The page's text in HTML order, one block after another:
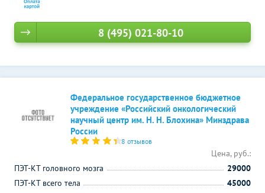
8 (495) 021-80-10
Федеральное государственное бюджетное
учреждение «Российский онкологический
научный центр им. Н. Н. Блохина» Минздрава
России
8 отзывов
Цена, руб.:
ПЭТ-КТ головного мозга
29000
ПЭТ-КТ всего тела
45000